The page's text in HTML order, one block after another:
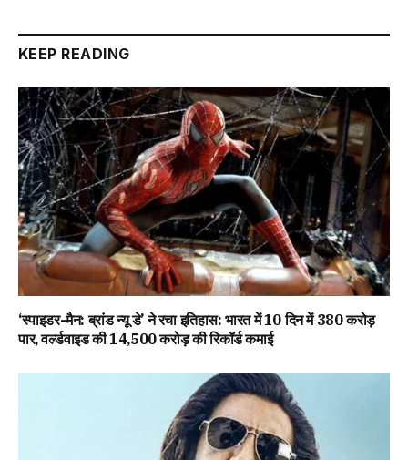
KEEP READING
‘स्पाइडर-मैन: ब्रांड न्यू डे’ ने रचा इतिहास: भारत में 10 दिन में 380 करोड़
पार, वर्ल्डवाइड की 14,500 करोड़ की रिकॉर्ड कमाई